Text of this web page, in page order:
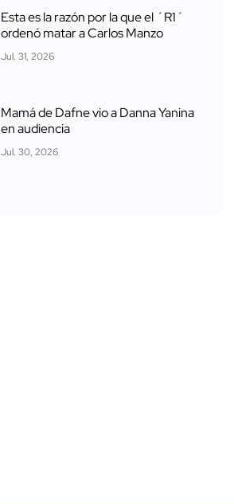
Esta es la razón por la que el ´R1´
ordenó matar a Carlos Manzo
Jul. 31, 2026
Mamá de Dafne vio a Danna Yanina
en audiencia
Jul. 30, 2026